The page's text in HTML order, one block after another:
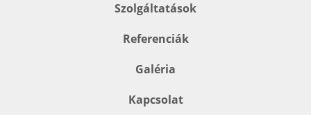
Szolgáltatások
Referenciák
Galéria
Kapcsolat